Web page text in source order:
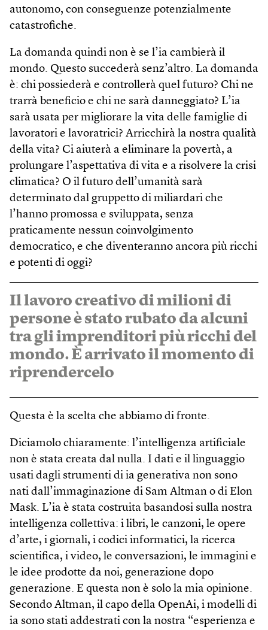
autonomo, con conseguenze potenzialmente
catastrofiche.
La domanda quindi non è se l’ia cambierà il
mondo. Questo succederà senz’altro. La domanda
è: chi possiederà e controllerà quel futuro? Chi ne
trarrà beneficio e chi ne sarà danneggiato? L’ia
sarà usata per migliorare la vita delle famiglie di
lavoratori e lavoratrici? Arricchirà la nostra qualità
della vita? Ci aiuterà a eliminare la povertà, a
prolungare l’aspettativa di vita e a risolvere la crisi
climatica? O il futuro dell’umanità sarà
determinato dal gruppetto di miliardari che
l’hanno promossa e sviluppata, senza
praticamente nessun coinvolgimento
democratico, e che diventeranno ancora più ricchi
e potenti di oggi?
Il lavoro creativo di milioni di
persone è stato rubato da alcuni
tra gli imprenditori più ricchi del
mondo. È arrivato il momento di
riprendercelo
Questa è la scelta che abbiamo di fronte.
Diciamolo chiaramente: l’intelligenza artificiale
non è stata creata dal nulla. I dati e il linguaggio
usati dagli strumenti di ia generativa non sono
nati dall’immaginazione di Sam Altman o di Elon
Mask. L’ia è stata costruita basandosi sulla nostra
intelligenza collettiva: i libri, le canzoni, le opere
d’arte, i giornali, i codici informatici, la ricerca
scientifica, i video, le conversazioni, le immagini e
le idee prodotte da noi, generazione dopo
generazione. E questa non è solo la mia opinione.
Secondo Altman, il capo della OpenAi, i modelli di
ia sono stati addestrati con la nostra “esperienza e